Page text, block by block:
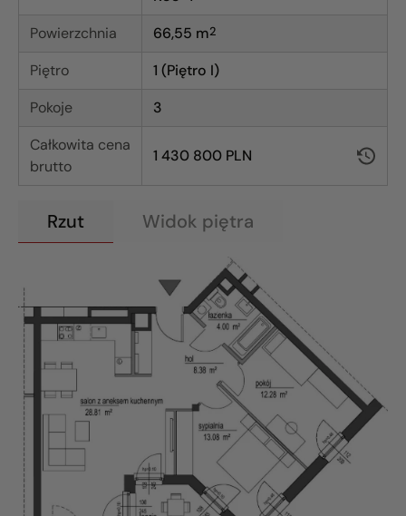
Powierzchnia
66,55 m2
Piętro
1 (Piętro I)
Pokoje
3
Całkowita cena
brutto
1 430 800 PLN
Rzut Widok piętra